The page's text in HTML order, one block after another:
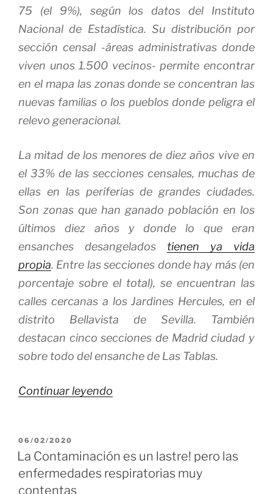
75 (el 9%), según los datos del Instituto
Nacional de Estadística. Su distribución por
sección censal -áreas administrativas donde
viven unos 1.500 vecinos- permite encontrar
en el mapa las zonas donde se concentran las
nuevas familias o los pueblos donde peligra el
relevo generacional.
La mitad de los menores de diez años vive en
el 33% de las secciones censales, muchas de
ellas en las periferias de grandes ciudades.
Son zonas que han ganado población en los
últimos diez años y donde lo que eran
ensanches desangelados tienen ya vida
propia. Entre las secciones donde hay más (en
porcentaje sobre el total), se encuentran las
calles cercanas a los Jardines Hercules, en el
distrito Bellavista de Sevilla. También
destacan cinco secciones de Madrid ciudad y
sobre todo del ensanche de Las Tablas.
Continuar leyendo
de
viejos…»
PUBLICADO
EL
06/02/2020
La Contaminación es un lastre! pero las
enfermedades respiratorias muy
contentas